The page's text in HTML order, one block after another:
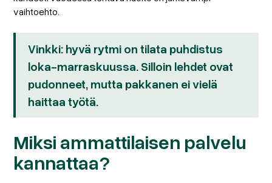
vaihtoehto.
Vinkki: hyvä rytmi on tilata puhdistus
loka-marraskuussa. Silloin lehdet ovat
pudonneet, mutta pakkanen ei vielä
haittaa työtä.
Miksi ammattilaisen palvelu
kannattaa?